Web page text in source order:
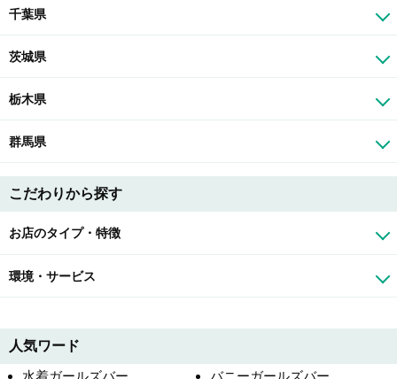
千葉県
茨城県
栃木県
群馬県
こだわりから探す
お店のタイプ・特徴
環境・サービス
人気ワード
水着ガールズバー
バニーガールズバー